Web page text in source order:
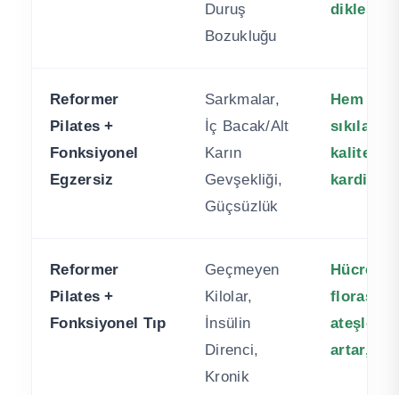
Duruş
Bozukluğu
dikleşir.
Reformer
Pilates +
Fonksiyonel
Egzersiz
Sarkmalar,
İç Bacak/Alt
Karın
Gevşekliği,
Güçsüzlük
Hem
Reformer
Pilates +
Fonksiyonel Tıp
Geçmeyen
Kilolar,
İnsülin
Direnci,
Kronik
florası
artar,